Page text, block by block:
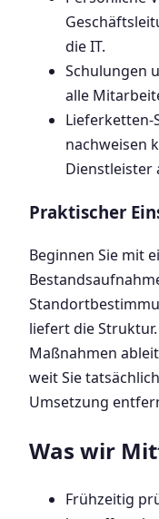
die IT.
Schulungen
alle
Lieferketten-
nachweisen
Dienstleister
Praktischer
Beginnen Sie mit
liefert die
Maßnahmen
weit Sie
Umsetzung
Was wir
Frühzeitig